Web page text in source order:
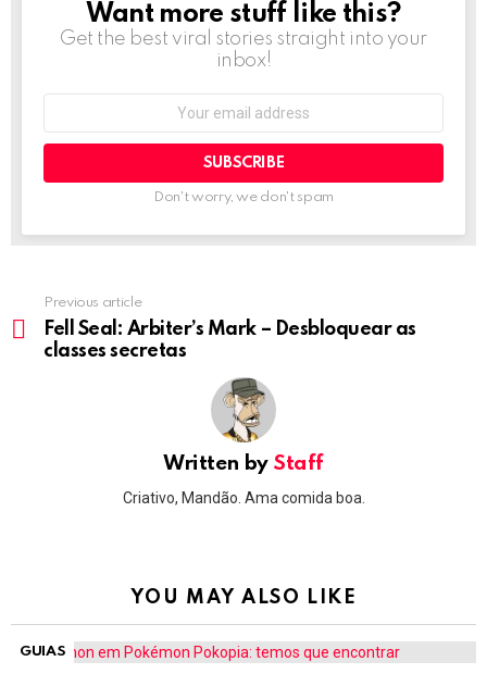
NEWSLETTER
Want more stuff like this?
Get the best viral stories straight into your
inbox!
Don't worry, we don't spam
more
Previous article
Fell Seal: Arbiter’s Mark – Desbloquear as
classes secretas
Written by Staff
Criativo, Mandão. Ama comida boa.
YOU MAY ALSO LIKE
GUIAS